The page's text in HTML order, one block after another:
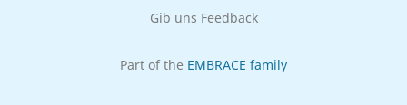
Gib uns Feedback
Part of the EMBRACE family